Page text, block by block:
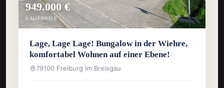
949.000 €
KAUFPREIS
Lage, Lage Lage! Bungalow in der Wiehre,
komfortabel Wohnen auf einer Ebene!
79100 Freiburg im Breisgau